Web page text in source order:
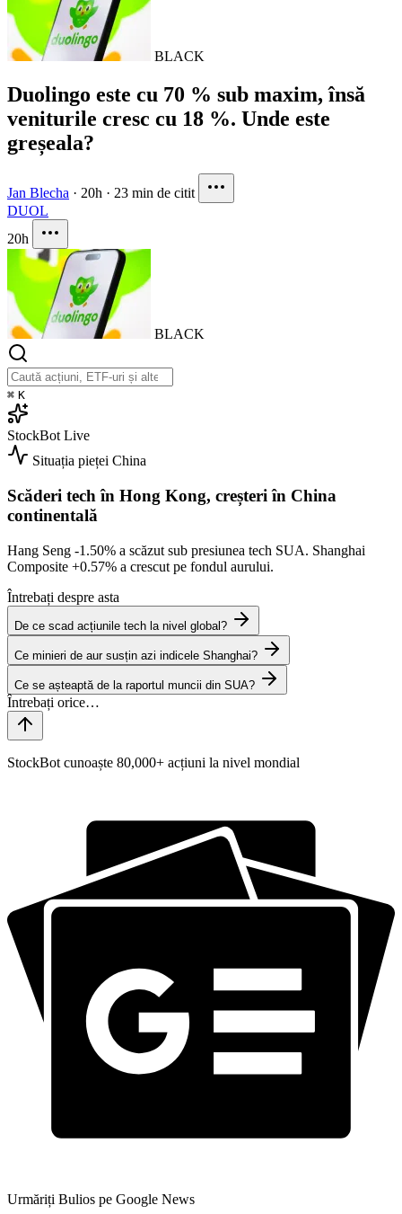
BLACK
Duolingo este cu 70 % sub maxim, însă
veniturile cresc cu 18 %. Unde este
greșeala?
Jan Blecha · 20h · 23 min de citit
DUOL
20h
BLACK
⌘ K
StockBot Live
Situația pieței China
Scăderi tech în Hong Kong, creșteri în China
continentală
Hang Seng -1.50% a scăzut sub presiunea tech SUA. Shanghai
Composite +0.57% a crescut pe fondul aurului.
Întrebați despre asta
De ce scad acțiunile tech la nivel global?
Ce minieri de aur susțin azi indicele Shanghai?
Ce se așteaptă de la raportul muncii din SUA?
StockBot cunoaște 80,000+ acțiuni la nivel mondial
Urmăriți Bulios pe Google News